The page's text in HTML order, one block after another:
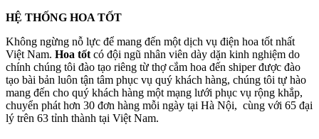
HỆ THỐNG HOA TỐT
Không ngừng nỗ lực để mang đến một dịch vụ điện hoa tốt nhất
Việt Nam. Hoa tốt có đội ngũ nhân viên dày dặn kinh nghiệm do
chính chúng tôi đào tạo riêng từ thợ cắm hoa đến shiper được đào
tạo bài bản luôn tận tâm phục vụ quý khách hàng, chúng tôi tự hào
mang đến cho quý khách hàng một mạng lưới phục vụ rộng khắp,
chuyển phát hơn 30 đơn hàng mỗi ngày tại Hà Nội, cùng với 65 đại
lý trên 63 tỉnh thành tại Việt Nam.